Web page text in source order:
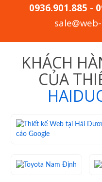
0936.901.885 -
KHÁCH
CỦA